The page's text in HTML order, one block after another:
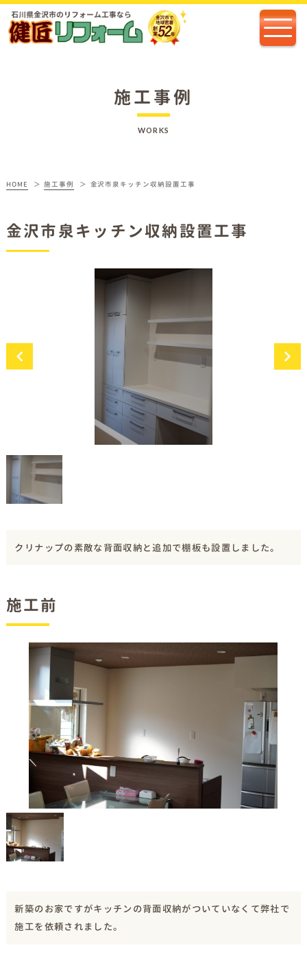
施工事例
WORKS
HOME 施工事例 金沢市泉キッチン収納設置工事
金沢市泉キッチン収納設置工事
クリナップの素敵な背面収納と追加で棚板も設置しました。
施工前
新築のお家ですがキッチンの背面収納がついていなくて弊社で
施工を依頼されました。